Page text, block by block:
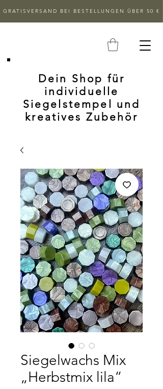
GRATISVERSAND BEI BESTELLUNGEN ÜBER 50 €
Dein Shop für
individuelle
Siegelstempel und
kreatives Zubehör
Siegelwachs Mix
„Herbstmix lila“